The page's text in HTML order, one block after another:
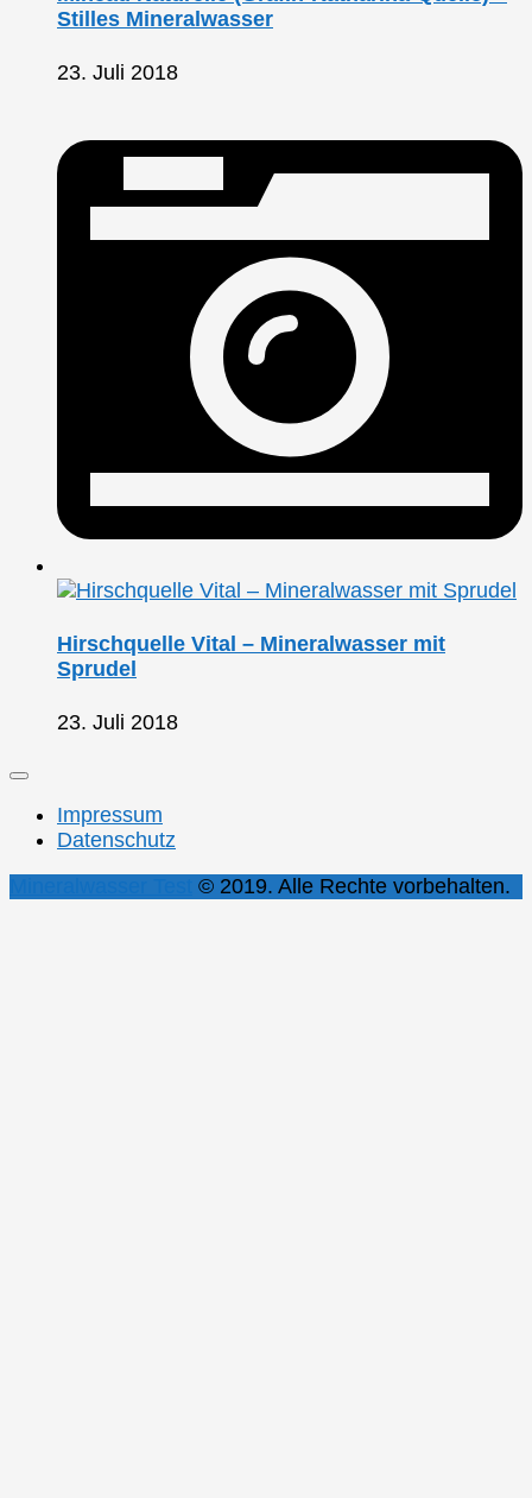
Stilles Mineralwasser
23. Juli 2018
Hirschquelle Vital – Mineralwasser mit
Sprudel
23. Juli 2018
Impressum
Datenschutz
© 2019. Alle Rechte vorbehalten.